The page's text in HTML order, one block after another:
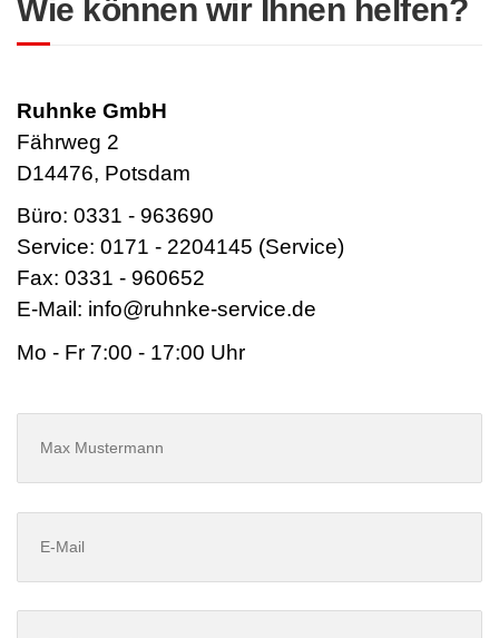
Wie können wir Ihnen helfen?
Ruhnke GmbH
Fährweg 2
D14476, Potsdam
Büro: 0331 - 963690
Service: 0171 - 2204145 (Service)
Fax: 0331 - 960652
E-Mail: info@ruhnke-service.de
Mo - Fr 7:00 - 17:00 Uhr